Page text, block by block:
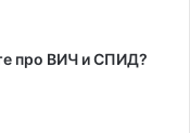
про ВИЧ и СПИД?